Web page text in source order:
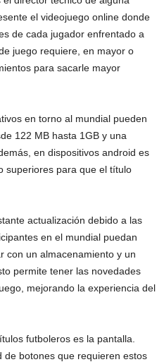
el videojuego online donde
de cada jugador enfrentado a
juego requiere, en mayor o
para sacarle mayor
en torno al mundial pueden
122 MB hasta 1GB y una
en dispositivos android es
superiores para que el título
actualización debido a las
en el mundial puedan
con un almacenamiento y un
permite tener las novedades
mejorando la experiencia del
futboleros es la pantalla.
botones que requieren estos